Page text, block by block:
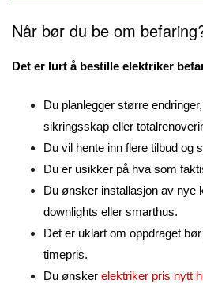
Når bør du be om
Det er lurt å bestille elektriker
Du planlegger større
sikringsskap eller
Du vil hente inn flere tilbud og
Du er usikker på hva som
Du ønsker installasjon av nye
downlights eller smarthus.
Det er uklart om oppdraget
timepris.
Du ønsker elektriker pris nytt